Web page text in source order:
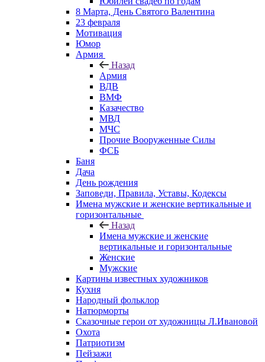
8 Марта, День Святого Валентина
23 февраля
Мотивация
Юмор
Армия
Назад
Армия
ВДВ
ВМФ
Казачество
МВД
МЧС
Прочие Вооруженные Силы
ФСБ
Баня
Дача
День рождения
Заповеди, Правила, Уставы, Кодексы
Имена мужские и женские вертикальные и
горизонтальные
Назад
Имена мужские и женские
вертикальные и горизонтальные
Женские
Мужские
Картины известных художников
Кухня
Народный фольклор
Натюрморты
Сказочные герои от художницы Л.Ивановой
Охота
Патриотизм
Пейзажи